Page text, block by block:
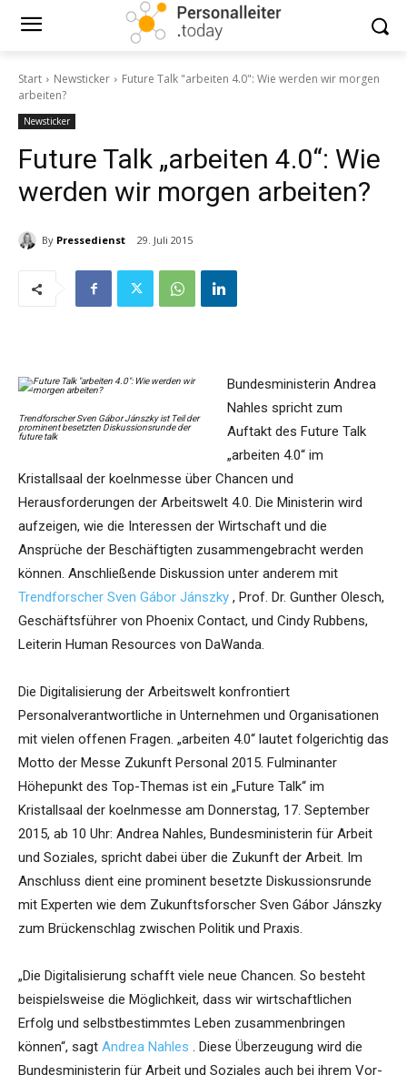
Start Newsticker
Future Talk "arbeiten 4.0": Wie werden wir morgen
arbeiten?
Newsticker
Future Talk „arbeiten 4.0“: Wie
werden wir morgen arbeiten?
By Pressedienst 29. Juli 2015
Trendforscher Sven Gábor Jánszky ist Teil der
prominent besetzten Diskussionsrunde der
future talk
Bundesministerin Andrea
Nahles spricht zum
Auftakt des Future Talk
„arbeiten 4.0“ im
Kristallsaal der koelnmesse über Chancen und
Herausforderungen der Arbeitswelt 4.0. Die Ministerin wird
aufzeigen, wie die Interessen der Wirtschaft und die
Ansprüche der Beschäftigten zusammengebracht werden
können. Anschließende Diskussion unter anderem mit
Trendforscher Sven Gábor Jánszky , Prof. Dr. Gunther Olesch,
Geschäftsführer von Phoenix Contact, und Cindy Rubbens,
Leiterin Human Resources von DaWanda.
Die Digitalisierung der Arbeitswelt konfrontiert
Personalverantwortliche in Unternehmen und Organisationen
mit vielen offenen Fragen. „arbeiten 4.0“ lautet folgerichtig das
Motto der Messe Zukunft Personal 2015. Fulminanter
Höhepunkt des Top-Themas ist ein „Future Talk“ im
Kristallsaal der koelnmesse am Donnerstag, 17. September
2015, ab 10 Uhr: Andrea Nahles, Bundesministerin für Arbeit
und Soziales, spricht dabei über die Zukunft der Arbeit. Im
Anschluss dient eine prominent besetzte Diskussionsrunde
mit Experten wie dem Zukunftsforscher Sven Gábor Jánszky
zum Brückenschlag zwischen Politik und Praxis.
„Die Digitalisierung schafft viele neue Chancen. So besteht
beispielsweise die Möglichkeit, dass wir wirtschaftlichen
Erfolg und selbstbestimmtes Leben zusammenbringen
können“, sagt Andrea Nahles . Diese Überzeugung wird die
Bundesministerin für Arbeit und Soziales auch bei ihrem Vor-